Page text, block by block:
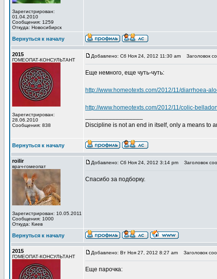
Зарегистрирован:
01.04.2010
Сообщения: 1259
Откуда: Новосибирск
Вернуться к началу
2015
ГОМЕОПАТ-КОНСУЛЬТАНТ
Зарегистрирован:
28.06.2010
Сообщения: 838
Добавлено: Сб Ноя 24, 2012 11:30 am Заголовок
Еще немного, еще чуть-чуть:
http://www.homeotexts.com/2012/11/diarrhoea-
http://www.homeotexts.com/2012/11/colic-
Discipline is not an end in itself, only a means to
Вернуться к началу
roilir
врач-гомеопат
Зарегистрирован: 10.05.2011
Сообщения: 1000
Откуда: Киев
Добавлено: Сб Ноя 24, 2012 3:14 pm Заголовок
Спасибо за подборку.
Вернуться к началу
2015
ГОМЕОПАТ-КОНСУЛЬТАНТ
Добавлено: Вт Ноя 27, 2012 8:27 am Заголовок
Еще парочка: